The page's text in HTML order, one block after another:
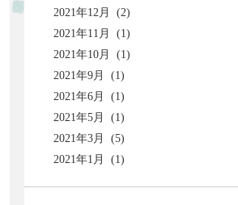
2021年12月 (2)
2021年11月 (1)
2021年10月 (1)
2021年9月 (1)
2021年6月 (1)
2021年5月 (1)
2021年3月 (5)
2021年1月 (1)